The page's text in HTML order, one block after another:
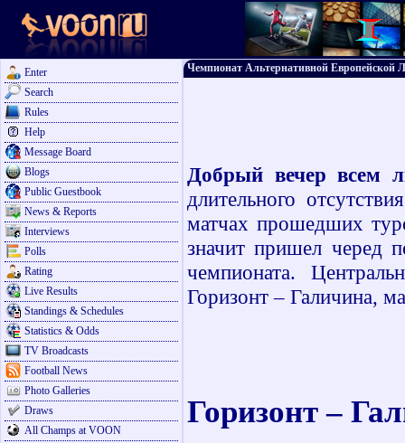
Enter
Search
Rules
Help
Message Board
Blogs
Public Guestbook
News & Reports
Interviews
Polls
Rating
Live Results
Standings & Schedules
Statistics & Odds
TV Broadcasts
Football News
Photo Galleries
Draws
All Champs at VOON
Чемпионат Альтернативной Европейской
Добрый вечер всем
длительного
матчах прошедших
значит пришел черед
чемпионата.
Горизонт – Галичина,
Горизонт –